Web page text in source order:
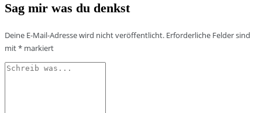
Sag mir was du denkst
Deine E-Mail-Adresse wird nicht veröffentlicht. Erforderliche Felder sind
mit* markiert